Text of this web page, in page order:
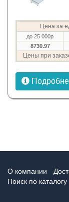
Цена за
до 25 000р
8730.97
Цены при
О компании
Поиск по каталогу